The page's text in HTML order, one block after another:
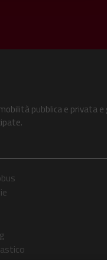
pubblica e privata